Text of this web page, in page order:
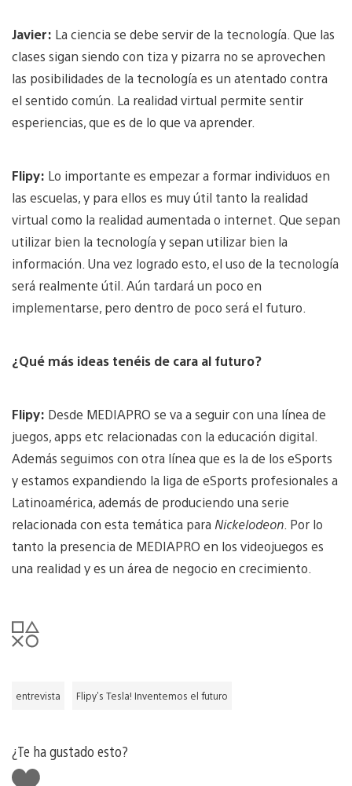
Javier: La ciencia se debe servir de la tecnología. Que las
clases sigan siendo con tiza y pizarra no se aprovechen
las posibilidades de la tecnología es un atentado contra
el sentido común. La realidad virtual permite sentir
esperiencias, que es de lo que va aprender.
Flipy: Lo importante es empezar a formar individuos en
las escuelas, y para ellos es muy útil tanto la realidad
virtual como la realidad aumentada o internet. Que sepan
utilizar bien la tecnología y sepan utilizar bien la
información. Una vez logrado esto, el uso de la tecnología
será realmente útil. Aún tardará un poco en
implementarse, pero dentro de poco será el futuro.
¿Qué más ideas tenéis de cara al futuro?
Flipy: Desde MEDIAPRO se va a seguir con una línea de
juegos, apps etc relacionadas con la educación digital.
Además seguimos con otra línea que es la de los eSports
y estamos expandiendo la liga de eSports profesionales a
Latinoamérica, además de produciendo una serie
relacionada con esta temática para Nickelodeon . Por lo
tanto la presencia de MEDIAPRO en los videojuegos es
una realidad y es un área de negocio en crecimiento.
entrevista Flipy's Tesla! Inventemos el futuro
¿Te ha gustado esto?
Me